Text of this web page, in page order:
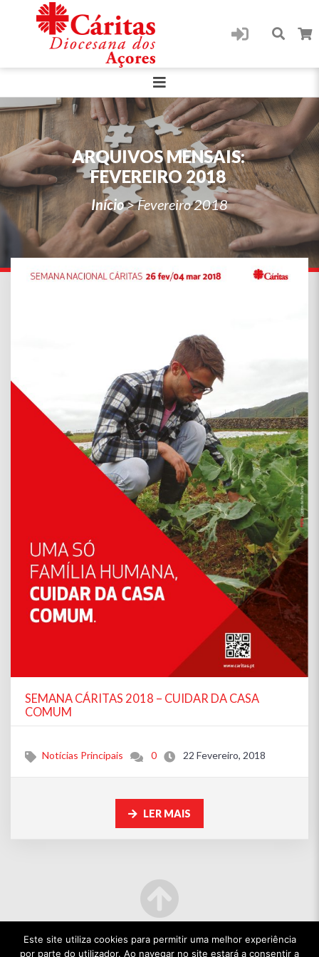
ARQUIVOS MENSAIS:
FEVEREIRO 2018
Início>Fevereiro 2018
SEMANA CÁRITAS 2018 – CUIDAR DA CASA
COMUM
Notícias Principais 0 22 Fevereiro, 2018
LER MAIS
Este site utiliza cookies para permitir uma melhor experiência
por parte do utilizador. Ao navegar no site estará a consentir a